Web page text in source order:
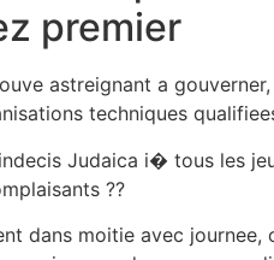
premier
astreignant a
techniques
Judaica i� tous les
??
dans moitie avec